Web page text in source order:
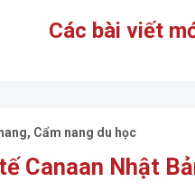
Các bài viết
, Cẩm nang du học
Canaan Nhật